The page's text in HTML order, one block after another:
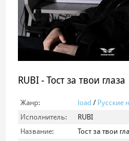
RUBI - Тост за твои глаза
Жанр: load / Русские
Исполнитель:
RUBI
Название:
Тост за твои